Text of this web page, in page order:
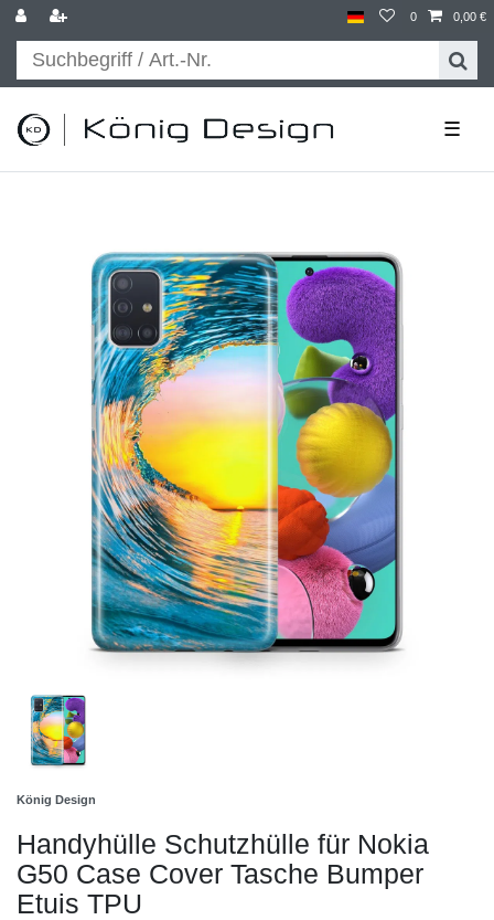
0 0,00 €
☰
König Design
Handyhülle Schutzhülle für Nokia
G50 Case Cover Tasche Bumper
Etuis TPU